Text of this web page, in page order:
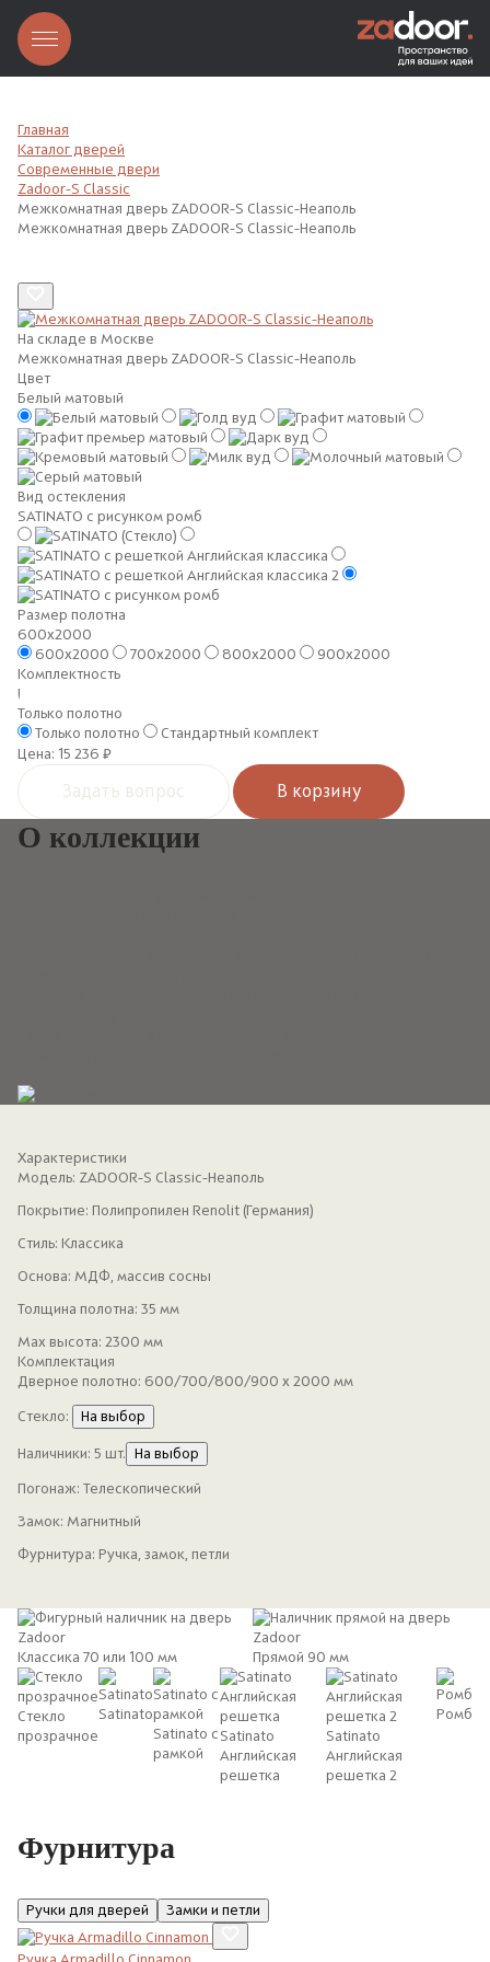
Главная
Каталог дверей
Современные двери
Zadoor-S Classic
Межкомнатная дверь ZADOOR-S Classic-Неаполь
Межкомнатная дверь ZADOOR-S Classic-Неаполь
На складе в Москве
Межкомнатная дверь ZADOOR-S Classic-Неаполь
Цвет
Белый матовый
Вид остекления
SATINATO с рисунком ромб
Размер полотна
600x2000
600x2000
700x2000 800x2000
900x2000
Комплектность
!
Только полотно
Только полотно
Стандартный комплект
Цена: 15 236 руб.
Задать вопрос В корзину
О коллекции
Характеристики
Модель: ZADOOR-S Classic-Неаполь
Покрытие: Полипропилен Renolit (Германия)
Стиль: Классика
Основа: МДФ, массив сосны
Толщина полотна: 35 мм
Max высота: 2300 мм
Комплектация
Дверное полотно: 600/700/800/900 x 2000 мм
Стекло: На выбор
Наличники: 5 шт. На выбор
Погонаж: Телескопический
Замок: Магнитный
Фурнитура: Ручка, замок, петли
Классика 70 или 100 мм Прямой 90 мм
Стекло
прозрачное
Satinato
Satinato с
рамкой
Satinato
Английская
решетка
Satinato
Английская
решетка 2
Ромб
Фурнитура
Ручки для дверей Замки и петли